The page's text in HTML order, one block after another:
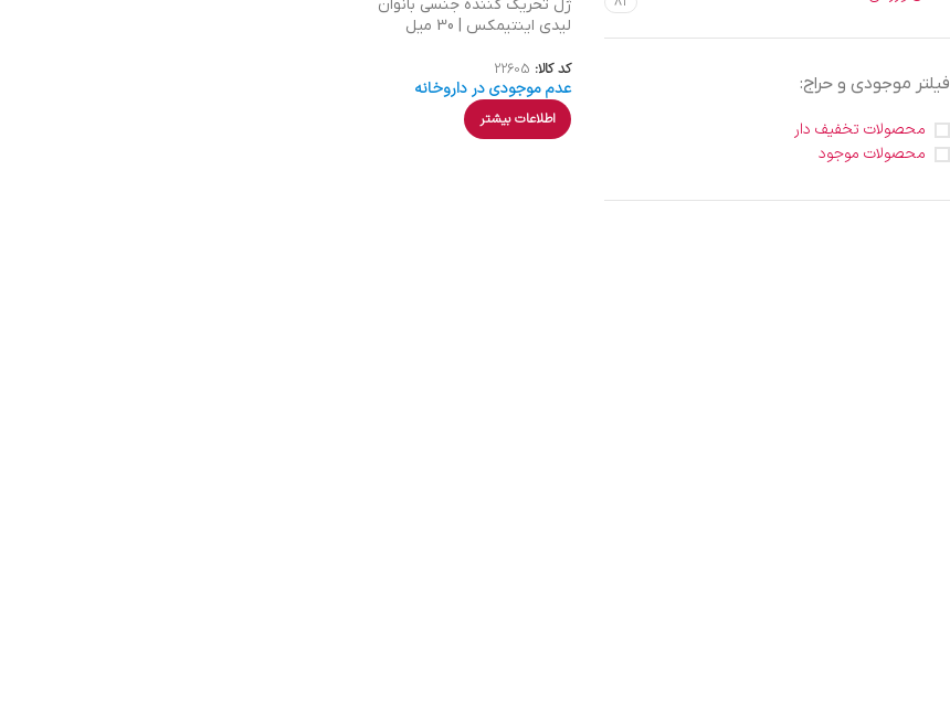
فیلتر موجودی و حراج:
محصولات تخفیف دار
محصولات موجود
ژل تحریک کننده جنسی بانوان
لیدی اینتیمکس | 30 میل
کد کالا: 22605
عدم موجودی در داروخانه
اطلاعات بیشتر